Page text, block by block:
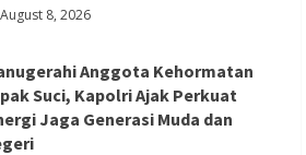
Berita Pendidikan
Bagikan
untuk 15 Siswa di
August 8, 2026
Anggota Kehormatan
Suci, Kapolri Ajak Perkuat
Jaga Generasi Muda dan